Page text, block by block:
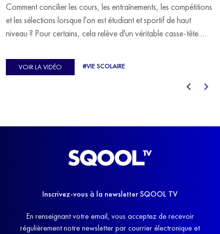
Comment concilier les cours, les entraînements, les compétitions
et les sélections lorsque l'on est étudiant et sportif de haut
niveau ? Pour certains, cela relève d'un véritable casse-tête.
d'Europe de Horse-ball, qui a failli abandonner ses études
avant de trouver un nouvel équilibre.
VOIR LA VIDÉO #VIE SCOLAIRE
Inscrivez-vous à la newsletter SQOOL TV
En renseignant votre email, vous acceptez de recevoir
régulièrement notre newsletter par courrier électronique et